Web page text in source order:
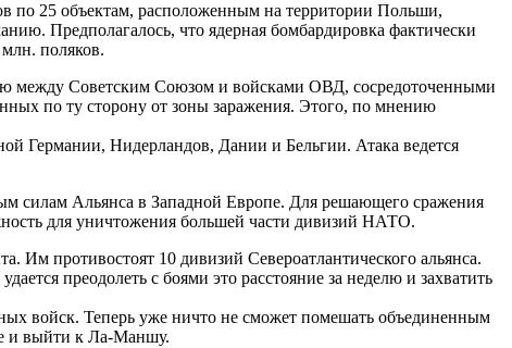
по 25 объектам, расположенным на территории Польши,
Предполагалось, что ядерная бомбардировка фактически
поляков.
между Советским Союзом и войсками ОВД, сосредоточенными
по ту сторону от зоны заражения. Этого, по мнению
Германии, Нидерландов, Дании и Бельгии. Атака ведется
силам Альянса в Западной Европе. Для решающего сражения
для уничтожения большей части дивизий НАТО.
противостоят 10 дивизий Североатлантического альянса.
преодолеть с боями это расстояние за неделю и захватить
войск. Теперь уже ничто не сможет помешать объединенным
и выйти к Ла-Маншу.